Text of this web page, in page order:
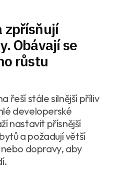
zpřísňují
Obávají se
růstu
řeší stále silnější příliv
developerské
nastavit přísnější
a požadují větší
dopravy, aby